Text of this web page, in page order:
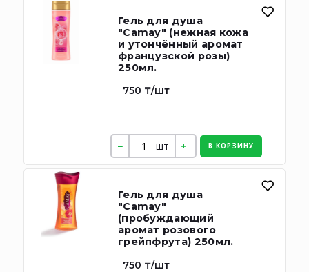
Гель для душа
"Camay" (нежная кожа
и утончённый аромат
французской розы)
250мл.
750 ₸/шт
шт В КОРЗИНУ
Гель для душа
"Camay"
(пробуждающий
аромат розового
грейпфрута) 250мл.
750 ₸/шт